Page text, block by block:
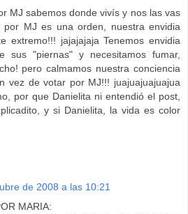
MJ sabemos donde vivís y nos las vas
MJ es una orden, nuestra envidia
extremo!!! jajajajaja Tenemos envidia
sus "piernas" y necesitamos fumar,
pero calmamos nuestra conciencia
vez de votar por MJ!!! juajuajuajuajua
por que Danielita ni entendió el post,
y si Danielita, la vida es color
de 2008 a las 10:21
MARIA: